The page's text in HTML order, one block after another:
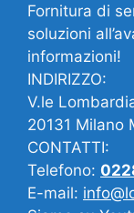
Fornitura di
soluzioni
informazioni!
INDIRIZZO:
V.le
20131 Milano
CONTATTI:
Telefono:
E-mail: